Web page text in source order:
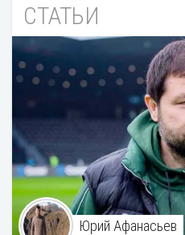
СТАТЬИ
Юрий Афанасьев